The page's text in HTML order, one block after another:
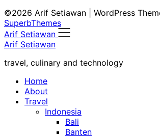
©2026 Arif Setiawan
| WordPress
SuperbThemes
Arif Setiawan
Arif Setiawan
travel, culinary and technology
Home
About
Travel
Indonesia
Bali
Banten